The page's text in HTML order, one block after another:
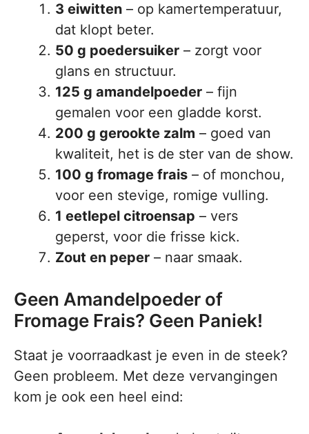
3 eiwitten – op kamertemperatuur,
dat klopt beter.
50 g poedersuiker – zorgt voor
glans en structuur.
125 g amandelpoeder – fijn
gemalen voor een gladde korst.
200 g gerookte zalm – goed van
kwaliteit, het is de ster van de show.
100 g fromage frais – of monchou,
voor een stevige, romige vulling.
1 eetlepel citroensap – vers
geperst, voor die frisse kick.
Zout en peper – naar smaak.
Geen Amandelpoeder of
Fromage Frais? Geen Paniek!
Staat je voorraadkast je even in de steek?
Geen probleem. Met deze vervangingen
kom je ook een heel eind: